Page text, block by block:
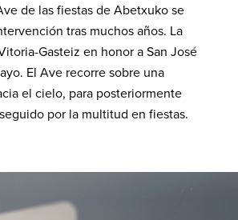
de las fiestas de Abetxuko se
tras muchos años. La
Gasteiz en honor a San José
El Ave recorre sobre una
el cielo, para posteriormente
por la multitud en fiestas.